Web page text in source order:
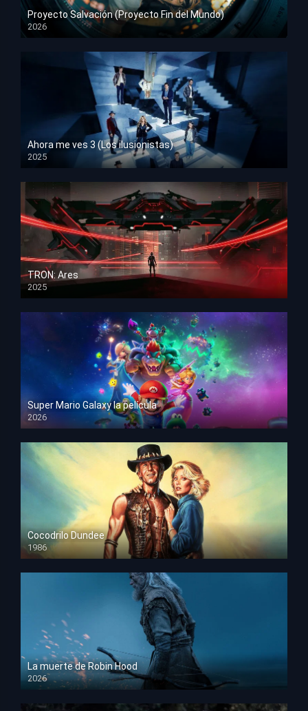
Proyecto Salvación (Proyecto Fin del Mundo)
2026
HD 1080p
Ahora me ves 3 (Los ilusionistas)
2025
HD 1080p
TRON: Ares
2025
HD 1080p
Super Mario Galaxy la película
2026
HD 1080p
Cocodrilo Dundee
1986
HD 1080p
La muerte de Robin Hood
2026
HD 1080p